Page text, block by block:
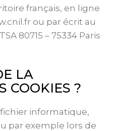
français, en ligne
ou par écrit au
80715 – 75334 Paris
LA
COOKIES ?
informatique,
par exemple lors de